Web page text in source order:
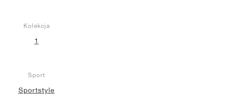
Kolekcja
1
Sport
Sportstyle